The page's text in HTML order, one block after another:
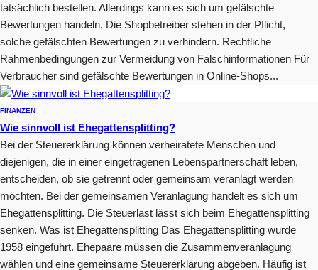
tatsächlich bestellen. Allerdings kann es sich um gefälschte
Bewertungen handeln. Die Shopbetreiber stehen in der Pflicht,
solche gefälschten Bewertungen zu verhindern. Rechtliche
Rahmenbedingungen zur Vermeidung von Falschinformationen Für
Verbraucher sind gefälschte Bewertungen in Online-Shops...
FINANZEN
Wie sinnvoll ist Ehegattensplitting?
Bei der Steuererklärung können verheiratete Menschen und
diejenigen, die in einer eingetragenen Lebenspartnerschaft leben,
entscheiden, ob sie getrennt oder gemeinsam veranlagt werden
möchten. Bei der gemeinsamen Veranlagung handelt es sich um
Ehegattensplitting. Die Steuerlast lässt sich beim Ehegattensplitting
senken. Was ist Ehegattensplitting Das Ehegattensplitting wurde
1958 eingeführt. Ehepaare müssen die Zusammenveranlagung
wählen und eine gemeinsame Steuererklärung abgeben. Häufig ist